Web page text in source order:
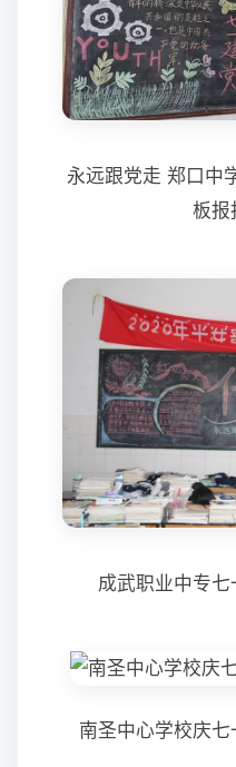
永远跟党走 郑口中
板报
成武职业中专
南圣中心学校庆